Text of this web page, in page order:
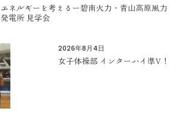
エネルギーを考えるー碧南火力・青山高原風力
発電所 見学会
2026年8月4日
女子体操部 インターハイ準V！